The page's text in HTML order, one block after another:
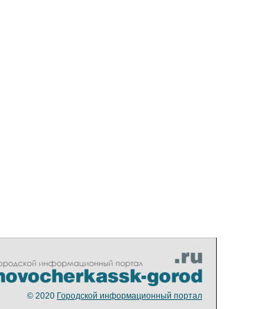
© 2020 Городской информационный портал